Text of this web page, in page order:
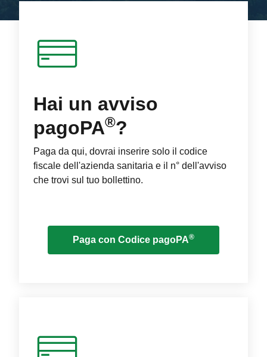
Hai un avviso
pagoPA®?
Paga da qui, dovrai inserire solo il codice
fiscale dell'azienda sanitaria e il n° dell'avviso
che trovi sul tuo bollettino.
Paga con Codice pagoPA®